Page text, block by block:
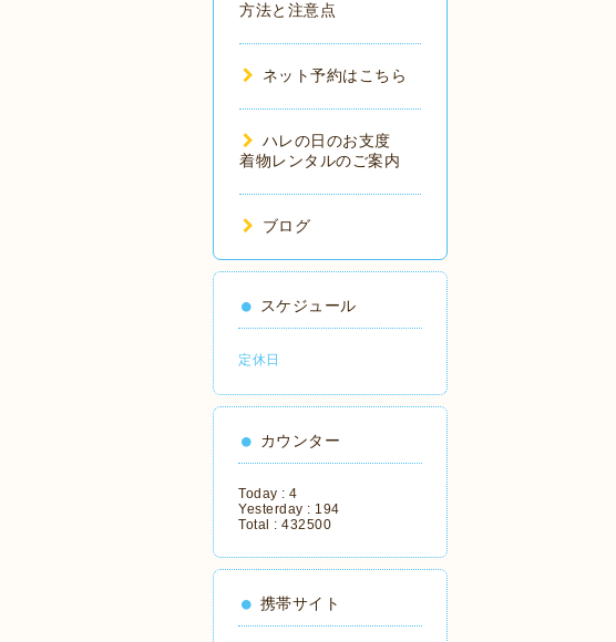
方法と注意点
ネット予約はこちら
ハレの日のお支度
着物レンタルのご案内
ブログ
スケジュール
定休日
カウンター
Today : 4
Yesterday : 194
Total : 432500
携帯サイト